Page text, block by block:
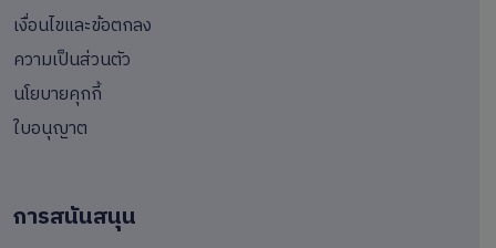
เงื่อนไขและข้อตกลง
ความเป็นส่วนตัว
นโยบายคุกกี้
ใบอนุญาต
การสนันสนุน